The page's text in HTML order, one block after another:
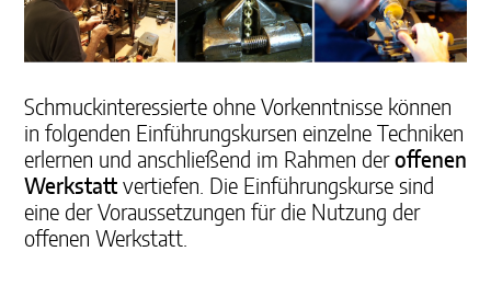
Schmuckinteressierte ohne Vorkenntnisse können
in folgenden Einführungskursen einzelne Techniken
erlernen und anschließend im Rahmen der offenen
Werkstatt vertiefen.
Die Einführungskurse sind
eine der Voraussetzungen für die Nutzung der
offenen Werkstatt.